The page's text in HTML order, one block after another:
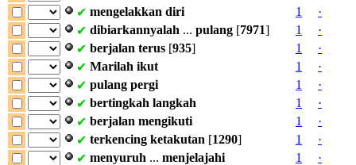
✔ mengelakkan diri 1
·
✔ dibiarkannyalah ... pulang [7971] 1
·
✔ berjalan terus [935] 1
·
✔ Marilah ikut 1
·
✔ pulang pergi 1
·
✔ bertingkah langkah 1
·
✔ berjalan mengikuti 1
·
✔ terkencing ketakutan [1290] 1
·
✔ menyuruh ... menjelajahi 1
·